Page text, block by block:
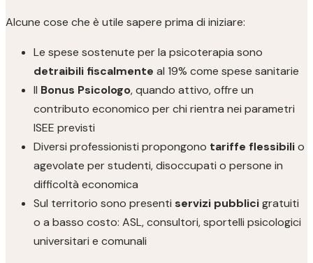
Alcune cose che è utile sapere prima di iniziare:
Le spese sostenute per la psicoterapia sono
detraibili fiscalmente al 19% come spese sanitarie
Il Bonus Psicologo, quando attivo, offre un
contributo economico per chi rientra nei parametri
ISEE previsti
Diversi professionisti propongono tariffe flessibilio
agevolate per studenti, disoccupati o persone in
difficoltà economica
Sul territorio sono presenti servizi pubblicigratuiti
o a basso costo: ASL, consultori, sportelli psicologici
universitari e comunali